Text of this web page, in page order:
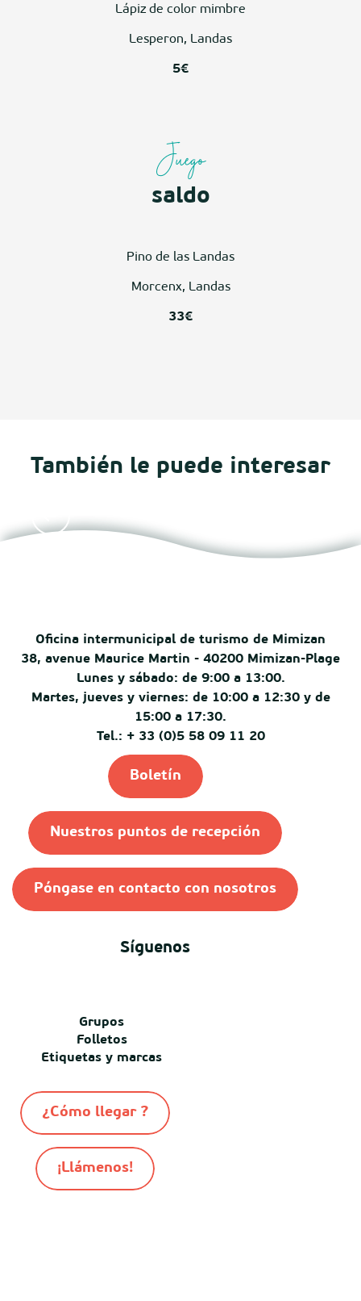
Lápiz de color mimbre
Lesperon, Landas
5€
Juego
saldo
Pino de las Landas
Morcenx, Landas
33€
También le puede interesar
Mercados
Oficina intermunicipal de turismo de Mimizan
38, avenue Maurice Martin - 40200 Mimizan-Plage
Lunes y sábado: de 9:00 a 13:00.
Martes, jueves y viernes: de 10:00 a 12:30 y de
15:00 a 17:30.
Tel.: + 33 (0)5 58 09 11 20
Boletín
Nuestros puntos de recepción
Póngase en contacto con nosotros
Síguenos
Grupos
Folletos
Etiquetas y marcas
¿Cómo llegar ?
¡Llámenos!